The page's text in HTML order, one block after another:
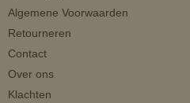
Algemene Voorwaarden
Retourneren
Contact
Over ons
Klachten